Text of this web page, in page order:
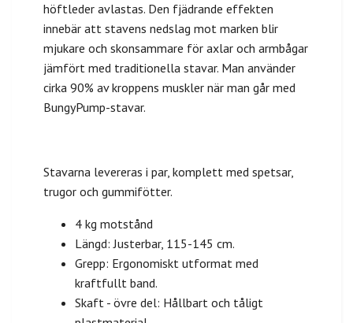
höftleder avlastas. Den fjädrande effekten
innebär att stavens nedslag mot marken blir
mjukare och skonsammare för axlar och armbågar
jämfört med traditionella stavar. Man använder
cirka 90% av kroppens muskler när man går med
BungyPump-stavar.
Stavarna levereras i par, komplett med spetsar,
trugor och gummifötter.
4 kg motstånd
Längd: Justerbar, 115-145 cm.
Grepp: Ergonomiskt utformat med
kraftfullt band.
Skaft - övre del: Hållbart och tåligt